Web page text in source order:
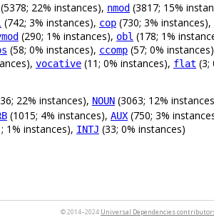
(5378; 22% instances), nmod (3817; 15%
(742; 3% instances), cop (730; 3% instances),
(290; 1% instances), obl (178; 1%
(58; 0% instances), ccomp (57; 0%
vocative (11; 0% instances), flat (3;
22% instances), NOUN (3063; 12%
(1015; 4% instances), AUX (750; 3%
1% instances), INTJ (33; 0% instances)
© 2014–2024 Universal Dependencies